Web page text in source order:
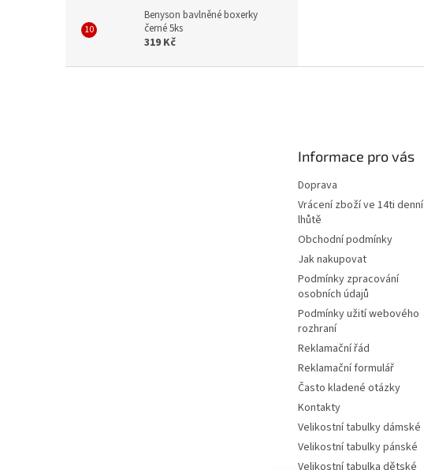
Benyson bavlněné boxerky
černé 5ks
319 Kč
Informace pro vás
Doprava
Vrácení zboží ve 14ti denní
lhůtě
Obchodní podmínky
Jak nakupovat
Podmínky zpracování
osobních údajů
Podmínky užití webového
rozhraní
Reklamační řád
Reklamační formulář
Často kladené otázky
Kontakty
Velikostní tabulky dámské
Velikostní tabulky pánské
Velikostní tabulka dětské